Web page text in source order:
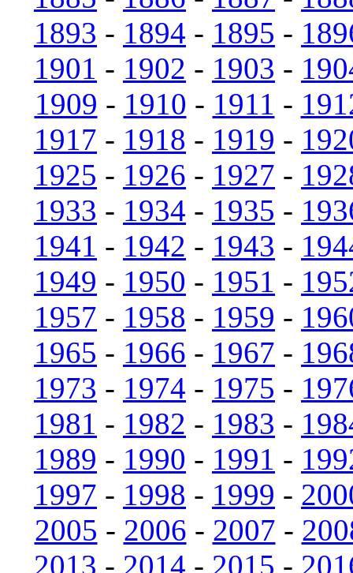
1893 - 1894 - 1895 -
1901 - 1902 - 1903 -
1909 - 1910 - 1911 -
1917 - 1918 - 1919 -
1925 - 1926 - 1927 -
1933 - 1934 - 1935 -
1941 - 1942 - 1943 -
1949 - 1950 - 1951 -
1957 - 1958 - 1959 -
1965 - 1966 - 1967 -
1973 - 1974 - 1975 -
1981 - 1982 - 1983 -
1989 - 1990 - 1991 -
1997 - 1998 - 1999 -
2005 - 2006 - 2007 -
2013 - 2014 - 2015 -